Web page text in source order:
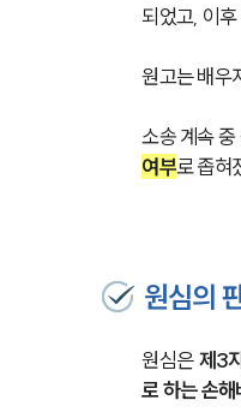
되었고, 이
원고는 배우
소송 계속
여부로 좁혀
원심의
원심은 제3
로 하는 손